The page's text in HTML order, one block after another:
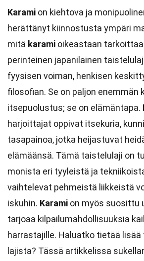
Karami on kiehtova ja
herättänyt kiinnostusta ympäri
mitä karami oikeastaan
perinteinen japanilainen
fyysisen voiman, henkisen
filosofian. Se on paljon enemmän
itsepuolustus; se on elämäntapa.
harjoittajat oppivat itsekuria,
tasapainoa, jotka heijastuvat
elämäänsä. Tämä taistelulaji on
monista eri tyyleistä ja
vaihtelevat pehmeistä liikkeistä
iskuhin. Karami on myös suosittu
tarjoaa kilpailumahdollisuuksia
harrastajille. Haluatko tietää
lajista? Tässä artikkelissa